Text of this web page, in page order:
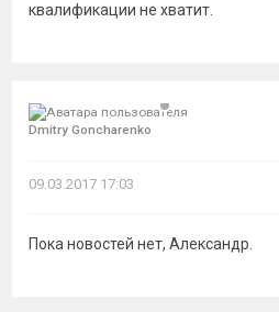
квалификации не хватит.
Dmitry Goncharenko
09.03.2017 17:03
Пока новостей нет, Александр.